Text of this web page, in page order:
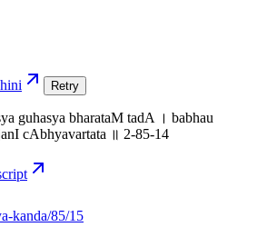
Retry
guhasya bharataM tadA । babhau
cAbhyavartata ॥ 2-85-14
kanda/85/15